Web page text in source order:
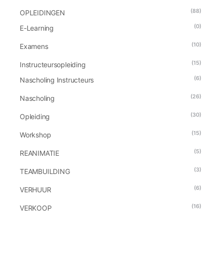
OPLEIDINGEN (88)
E-Learning (0)
Examens (10)
Instructeursopleiding (15)
Nascholing Instructeurs (6)
Nascholing (26)
Opleiding (30)
Workshop (15)
REANIMATIE (5)
TEAMBUILDING (3)
VERHUUR (6)
VERKOOP (16)